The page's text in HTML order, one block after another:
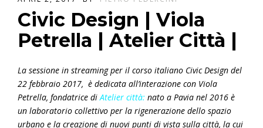
Civic Design | Viola
Petrella | Atelier Città |
La sessione in streaming per il corso italiano Civic Design del
22 febbraio 2017, è dedicata all’interazione con Viola
Petrella, fondatrice diAtelier città:nato a Pavia nel 2016 è
un laboratorio collettivo per la rigenerazione dello spazio
urbano e la creazione di nuovi punti di vista sulla città, la cui